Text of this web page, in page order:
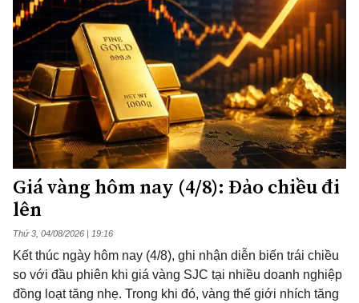
Giá vàng hôm nay (4/8): Đảo chiều đi
lên
Thứ 3, 04/08/2026 | 19:16
Kết thúc ngày hôm nay (4/8), ghi nhận diễn biến trái chiều
so với đầu phiên khi giá vàng SJC tại nhiều doanh nghiệp
đồng loạt tăng nhẹ. Trong khi đó, vàng thế giới nhích tăng